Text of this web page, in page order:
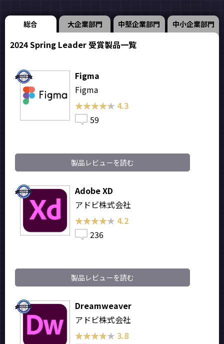
総合 大企業部門 中堅企業部門 中小企業部門
2024 Spring Leader 受賞製品一覧
Figma
Figma
★★★★★
★★★★★ 4.3
59
製品レビューを読む
Adobe XD
アドビ株式会社
★★★★★
★★★★★ 4.2
236
製品レビューを読む
Dreamweaver
アドビ株式会社
★★★★★
★★★★★ 3.8